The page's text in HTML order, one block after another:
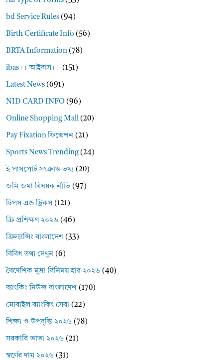
bd Service Rules (94)
Birth Certificate Info (56)
BRTA Information (78)
ibas++ আইবাস++ (151)
Latest News (691)
NID CARD INFO (96)
Online Shopping Mall (20)
Pay Fixation ফিক্সেশন (21)
Sports News Trending(24)
ই পাসপোর্ট সংক্রান্ত তথ্য (20)
জমি জমা বিষয়ক নীতি (97)
টিপস এন্ড ট্রিকস (121)
ফ্রি প্রশিক্ষণ ২০২৬ (46)
ফ্রিল্যান্সিং বাংলাদেশ (33)
বিবিধ তথ্য দেখুন (6)
বৈদেশিক মুদ্রা বিনিময় হার ২০২৬ (40)
ব্যাংকিং নিউজ বাংলাদেশ (170)
মোবাইল ব্যাংকিং সেবা (22)
শিক্ষা ও উপবৃত্তি ২০২৬ (78)
সরকারি ভাতা ২০২৬ (21)
স্বর্ণের দাম ২০২৬ (31)